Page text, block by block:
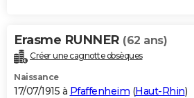
Erasme RUNNER (62 ans)
Créer une cagnotte obsèques
Naissance
17/07/1915 à Pfaffenheim (Haut-Rhin)